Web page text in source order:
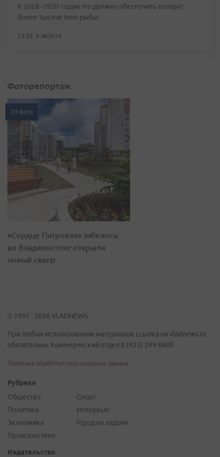
К 2028–2030 годам это должно обеспечить возврат
более тысячи тонн рыбы
23:32, 6 августа
Фоторепортаж
20 фото
«Сердце Патрокла» забилось:
во Владивостоке открыли
новый сквер
© 1997 - 2026 VLADNEWS
При любом использовании материалов ссылка на vladnews.ru
обязательна. Коммерческий отдел 8 (423) 249-8800
Политика обработки персональных данных
Рубрики
Общество
Политика
Экономика
Происшествия
Спорт
Интервью
Город на ладони
Издательство